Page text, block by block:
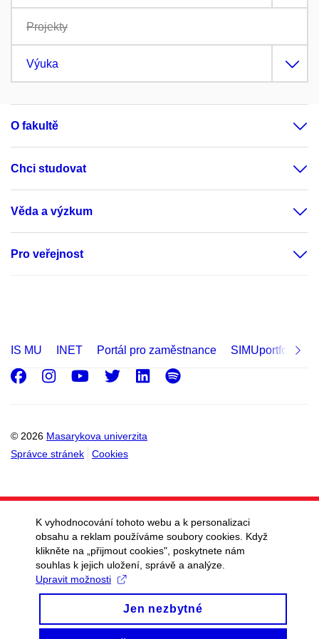
Projekty
Výuka
O fakultě
Chci studovat
Věda a výzkum
Pro veřejnost
IS MU INET Portál pro zaměstnance SIMUportfolio
© 2026 Masarykova univerzita
Správce stránek
Cookies
Facebook
Instagram
Youtube
Twitter
LinkedIn
Spotify
K vyhodnocování tohoto webu a k personalizaci
obsahu a reklam používáme soubory cookies. Když
klikněte na „přijmout cookies", poskytnete nám
souhlas k jejich uložení, správě a analýze.
Upravit možnosti
Jen nezbytné